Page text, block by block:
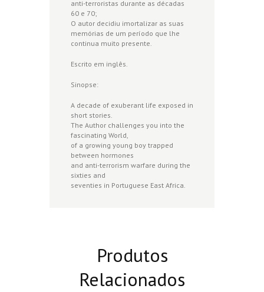
anti-terroristas durante as décadas
60 e 70;
O autor decidiu imortalizar as suas
memórias de um período que lhe
continua muito presente.
Escrito em inglês.
Sinopse:
A decade of exuberant life exposed in
short stories.
The Author challenges you into the
fascinating World,
of a growing young boy trapped
between hormones
and anti-terrorism warfare during the
sixties and
seventies in Portuguese East Africa.
Produtos
Relacionados